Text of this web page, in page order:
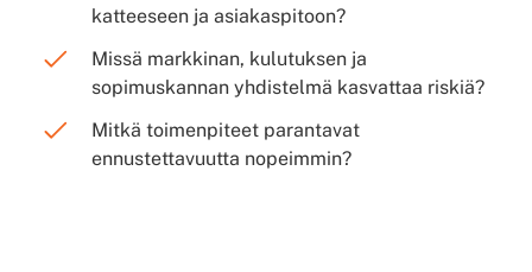
katteeseen ja asiakaspitoon?
Missä markkinan, kulutuksen ja
sopimuskannan yhdistelmä kasvattaa riskiä?
Mitkä toimenpiteet parantavat
ennustettavuutta nopeimmin?